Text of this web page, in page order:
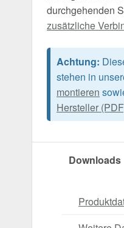
durchgehenden
zusätzliche
Achtung:
stehen in
montieren
Hersteller
Downloads